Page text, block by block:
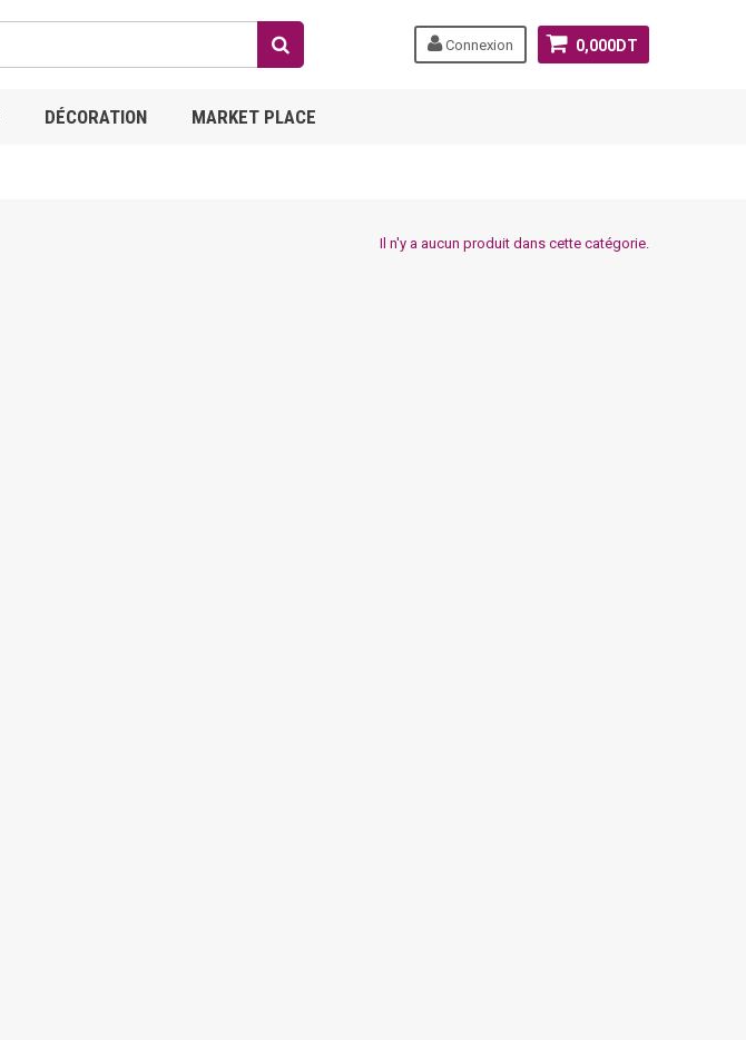
0,000DT
Connexion
DÉCORATION MARKET PLACE
Il n'y a aucun produit dans cette catégorie.